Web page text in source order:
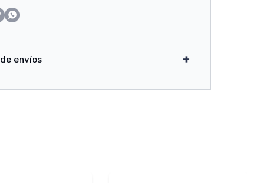
sin Colorantes Ni Conservantes Artificiales.
en Regiones Tropicales Como Subtropicales.
Catequinas E Isoflavonas del Té Verde Lo

envíos